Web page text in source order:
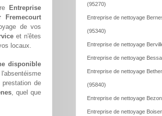
Entreprise
Fremecourt
de vos
et n'êtes
locaux.
disponible
de
, quel que
(95270)
Entreprise de nettoyage
(95340)
Entreprise de nettoyage
Entreprise de nettoyage
Entreprise de nettoyage
(95840)
Entreprise de nettoyage
Entreprise de nettoyage